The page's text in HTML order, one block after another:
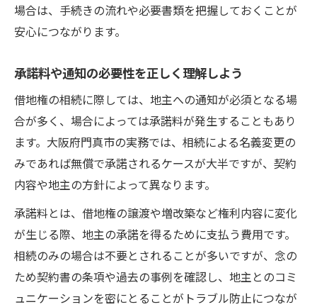
場合は、手続きの流れや必要書類を把握しておくことが
安心につながります。
承諾料や通知の必要性を正しく理解しよう
借地権の相続に際しては、地主への通知が必須となる場
合が多く、場合によっては承諾料が発生することもあり
ます。大阪府門真市の実務では、相続による名義変更の
みであれば無償で承諾されるケースが大半ですが、契約
内容や地主の方針によって異なります。
承諾料とは、借地権の譲渡や増改築など権利内容に変化
が生じる際、地主の承諾を得るために支払う費用です。
相続のみの場合は不要とされることが多いですが、念の
ため契約書の条項や過去の事例を確認し、地主とのコミ
ュニケーションを密にとることがトラブル防止につなが